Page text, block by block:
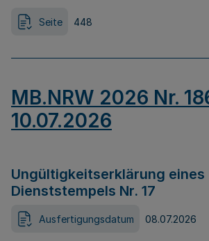
Seite 448
MB.NRW 2026 Nr.
10.07.2026
Ungültigkeitserklärung eines
Dienststempels Nr. 17
Ausfertigungsdatum 08.07.2026